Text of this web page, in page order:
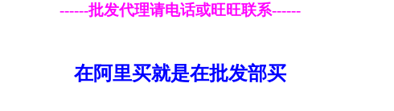
------批发代理请电话或旺旺联系------
在阿里买就是在批发部买